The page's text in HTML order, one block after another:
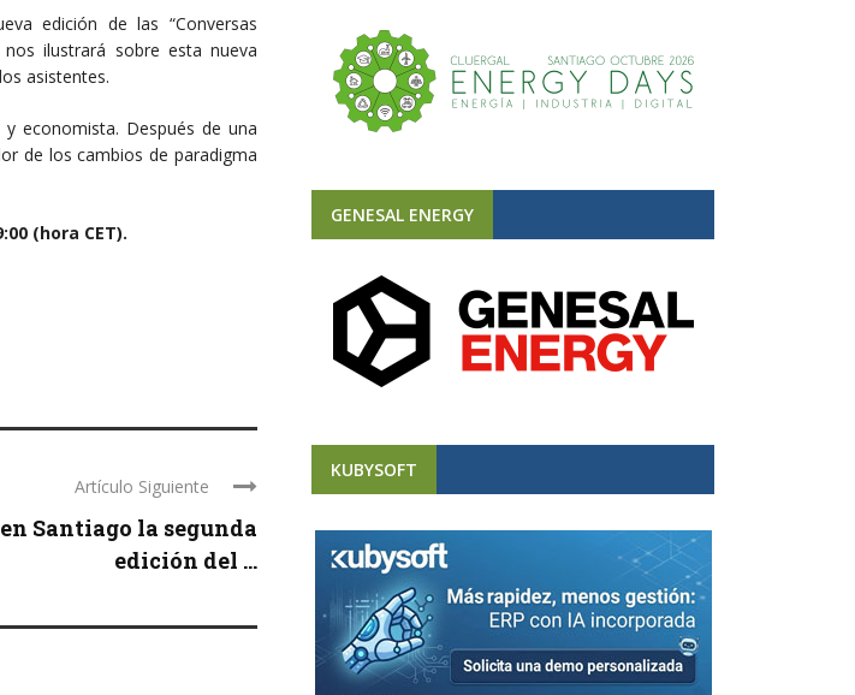
edición de las “Conversas
ilustrará sobre esta nueva
asistentes.
economista. Después de una
de los cambios de paradigma
(hora CET).
Artículo Siguiente
Santiago la segunda
edición del ...
GENESAL ENERGY
KUBYSOFT